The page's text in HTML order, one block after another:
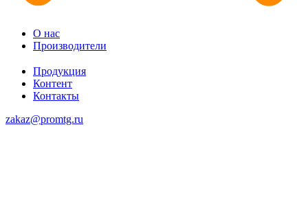
О нас
Производители
Продукция
Контент
Контакты
zakaz@promtg.ru